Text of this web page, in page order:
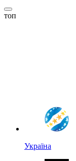
топ
Україна